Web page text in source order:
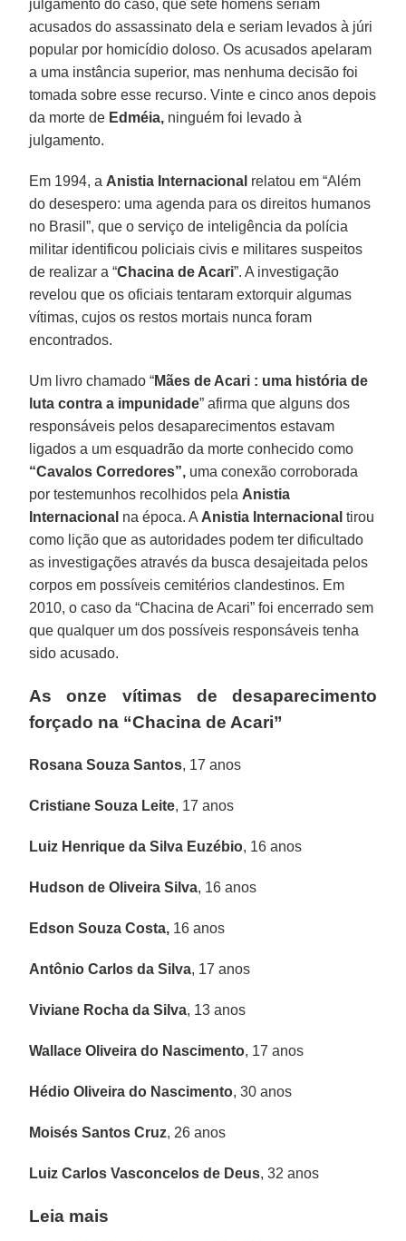
julgamento do caso, que sete homens seriam
acusados do assassinato dela e seriam levados à júri
popular por homicídio doloso. Os acusados apelaram
a uma instância superior, mas nenhuma decisão foi
tomada sobre esse recurso. Vinte e cinco anos depois
da morte de Edméia, ninguém foi levado à
julgamento.
Em 1994, a Anistia Internacional relatou em “Além
do desespero: uma agenda para os direitos humanos
no Brasil”, que o serviço de inteligência da polícia
militar identificou policiais civis e militares suspeitos
de realizar a “Chacina de Acari”. A investigação
revelou que os oficiais tentaram extorquir algumas
vítimas, cujos os restos mortais nunca foram
encontrados.
Um livro chamado “Mães de Acari : uma história de
luta contra a impunidade” afirma que alguns dos
responsáveis pelos desaparecimentos estavam
ligados a um esquadrão da morte conhecido como
“Cavalos Corredores”, uma conexão corroborada
por testemunhos recolhidos pela Anistia
Internacional na época. A Anistia Internacional tirou
como lição que as autoridades podem ter dificultado
as investigações através da busca desajeitada pelos
corpos em possíveis cemitérios clandestinos. Em
2010, o caso da “Chacina de Acari” foi encerrado sem
que qualquer um dos possíveis responsáveis tenha
sido acusado.
As onze vítimas de desaparecimento
forçado na “Chacina de Acari”
Rosana Souza Santos, 17 anos
Cristiane Souza Leite, 17 anos
Luiz Henrique da Silva Euzébio, 16 anos
Hudson de Oliveira Silva, 16 anos
Edson Souza Costa, 16 anos
Antônio Carlos da Silva, 17 anos
Viviane Rocha da Silva, 13 anos
Wallace Oliveira do Nascimento, 17 anos
Hédio Oliveira do Nascimento, 30 anos
Moisés Santos Cruz, 26 anos
Luiz Carlos Vasconcelos de Deus, 32 anos
Leia mais